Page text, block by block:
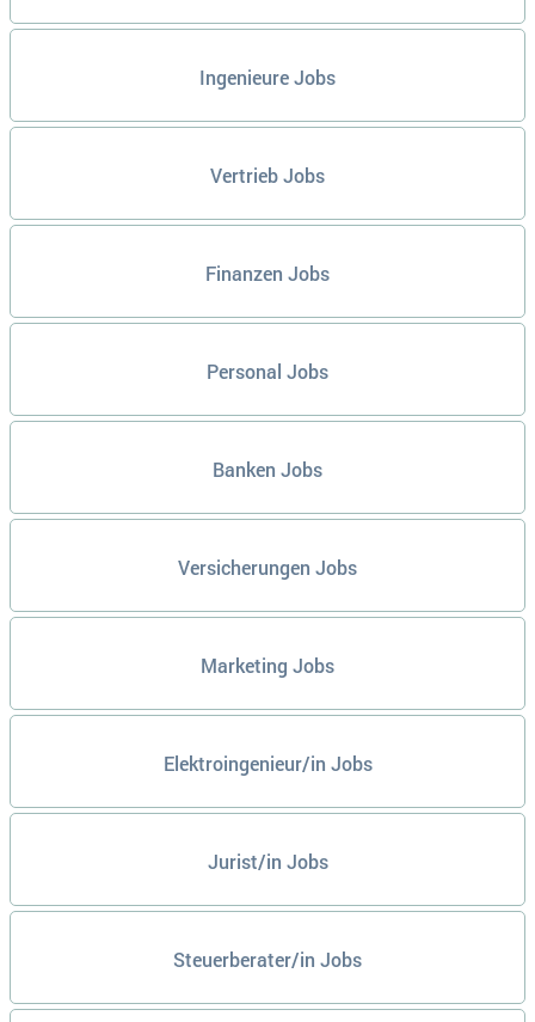
Ingenieure Jobs
Vertrieb Jobs
Finanzen Jobs
Personal Jobs
Banken Jobs
Versicherungen Jobs
Marketing Jobs
Elektroingenieur/in Jobs
Jurist/in Jobs
Steuerberater/in Jobs